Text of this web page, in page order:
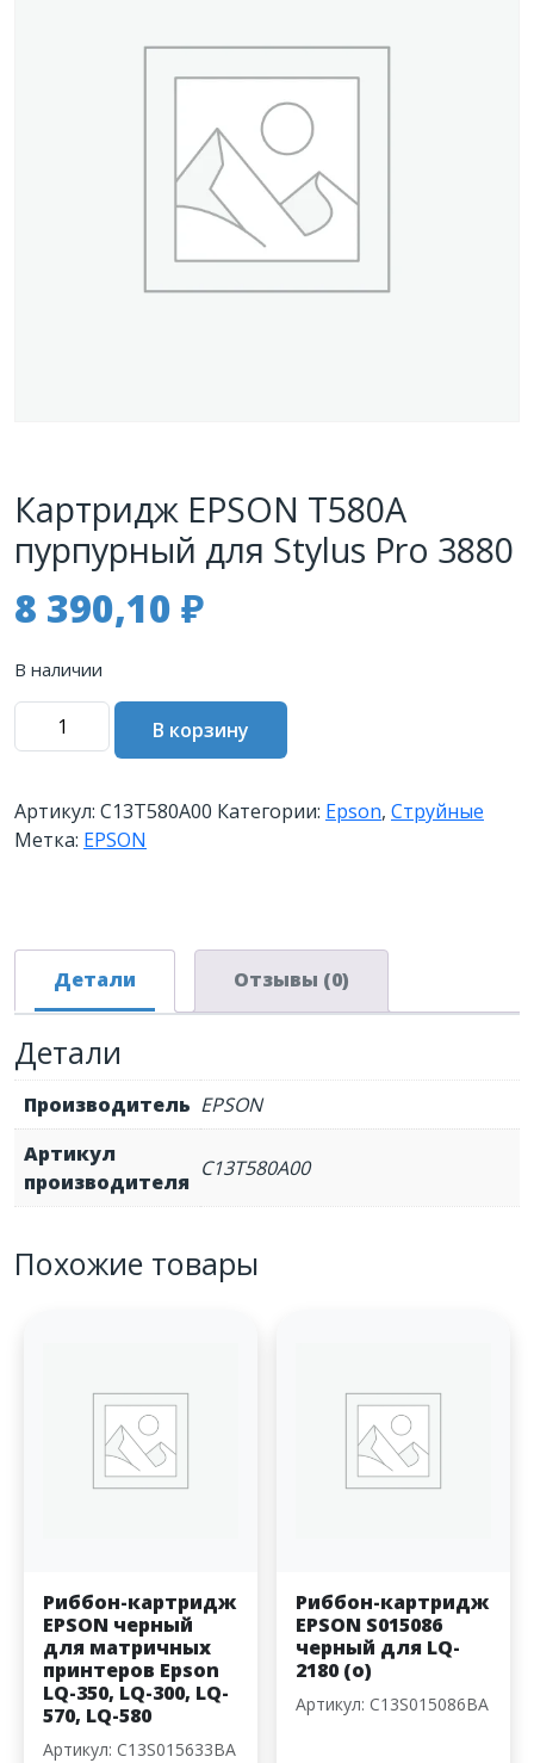
Картридж EPSON T580A
пурпурный для Stylus Pro 3880
8 390,10 ₽
В наличии
Количество
товара
EPSON
T580A
пурпурный
Pro
В корзину
Артикул: C13T580A00 Категории: Epson, Струйные
Метка: EPSON
Детали Отзывы (0)
Детали
Производитель EPSON
Артикул
производителя
C13T580A00
Похожие товары
Риббон-картридж
EPSON черный
для матричных
принтеров Epson
LQ-350, LQ-300, LQ-
570, LQ-580
Артикул: C13S015633BA
Риббон-картридж
EPSON S015086
черный для LQ-
2180 (o)
Артикул: C13S015086BA